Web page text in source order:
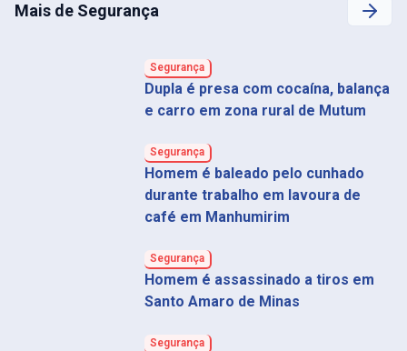
Mais de Segurança
Segurança
Dupla é presa com cocaína, balança
e carro em zona rural de Mutum
Segurança
Homem é baleado pelo cunhado
durante trabalho em lavoura de
café em Manhumirim
Segurança
Homem é assassinado a tiros em
Santo Amaro de Minas
Segurança